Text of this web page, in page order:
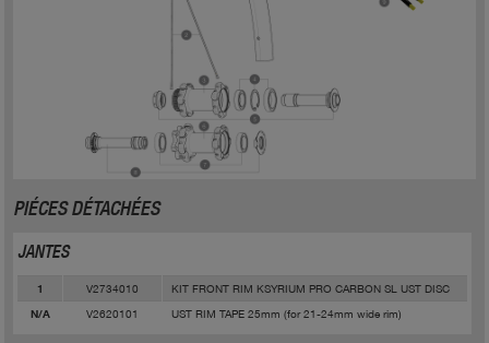
PIÉCES DÉTACHÉES
JANTES
1 V2734010 KIT FRONT RIM KSYRIUM PRO CARBON SL UST DISC
N/A V2620101 UST RIM TAPE 25mm (for 21-24mm wide rim)